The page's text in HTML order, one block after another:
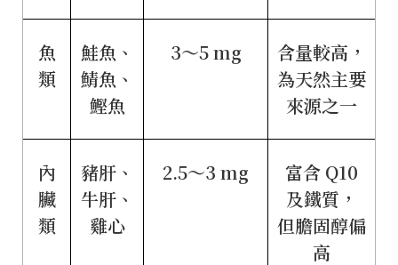
魚
類
鮭魚、
鯖魚、
鰹魚
3～5 mg
含量較高，
為天然主要
來源之一
內
臟
類
豬肝、
牛肝、
雞心
2.5～3 mg
富含 Q10
及鐵質，
但膽固醇偏
高